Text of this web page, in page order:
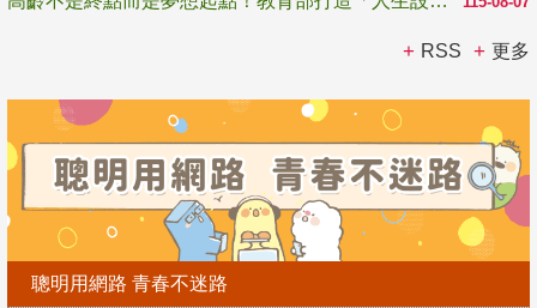
RSS 更多
聰明用網路 青春不迷路